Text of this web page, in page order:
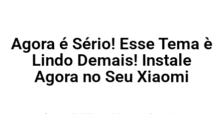
Agora é Sério! Esse Tema è
Lindo Demais! Instale
Agora no Seu Xiaomi